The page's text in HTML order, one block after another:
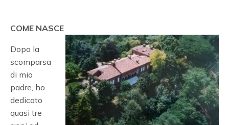
COME NASCE
Dopo la
scomparsa
di mio
padre, ho
dedicato
quasi tre